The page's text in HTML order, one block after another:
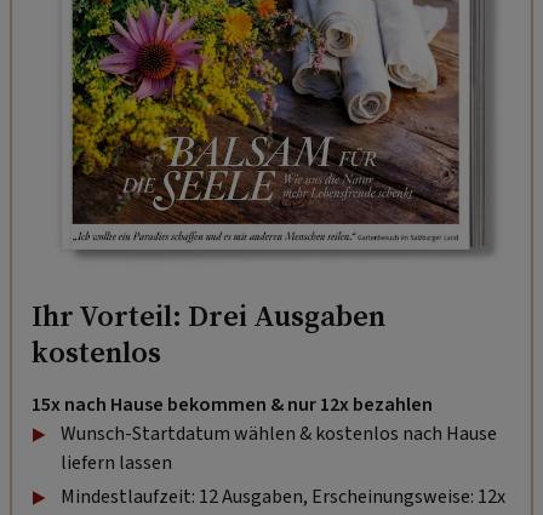
Ihr Vorteil: Drei Ausgaben
kostenlos
15x nach Hause bekommen & nur 12x bezahlen
Wunsch-Startdatum wählen & kostenlos nach Hause
liefern lassen
Mindestlaufzeit: 12 Ausgaben, Erscheinungsweise: 12x